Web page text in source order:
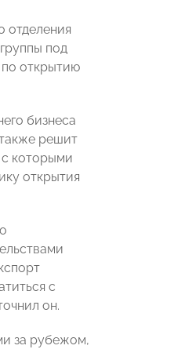
отделения
под
по открытию
бизнеса
решит
с которыми
открытия
с
он.
за рубежом,